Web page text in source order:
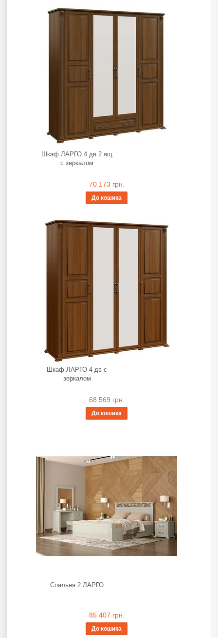
Шкаф ЛАРГО 4 дв 2 ящ
с зеркалом
70 173 грн.
До кошика
Шкаф ЛАРГО 4 дв с
зеркалом
68 569 грн.
До кошика
Спальня 2 ЛАРГО
85 407 грн.
До кошика